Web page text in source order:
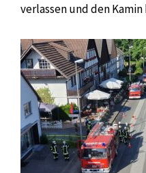
verlassen und den Kamin